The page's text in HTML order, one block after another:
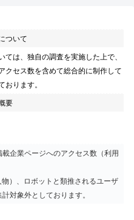
ついて
は、独自の調査を実施した上で、
クセス数を含めて総合的に制作して
おります。
要
企業ページへのアクセス数（利用
）、ロボットと類推されるユーザ
対象外としております。